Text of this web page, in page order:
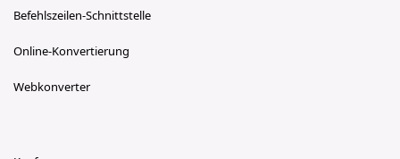
Befehlszeilen-Schnittstelle
Online-Konvertierung
Webkonverter